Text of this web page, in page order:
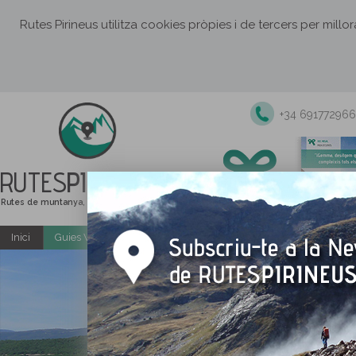
Rutes Pirineus utilitza cookies pròpies i de tercers per
RUTESPIRINEUS
Rutes de muntanya, senderisme i excursions
+34 691772966
Inici Guies Web i PDF gratuïtes Excursions i activitats